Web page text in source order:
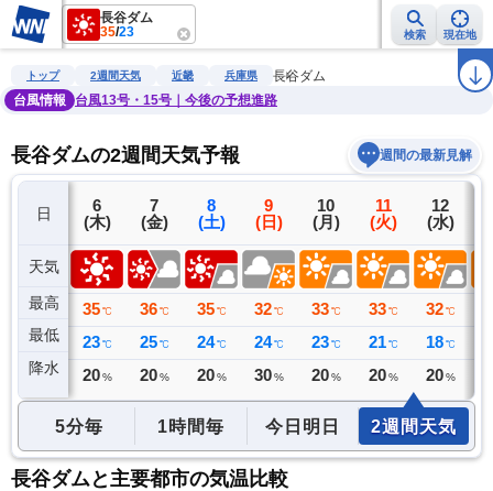
長谷ダム
35/23 検索 現在地
雨雲レーダー 台風情報 地震情報 警報・注意報 ラ
トップ 2週間天気 近畿 兵庫県
長谷ダム
台風情報
台風13号・15号｜今後の予想進路
長谷ダムの2週間天気予報 週間の最新見解
日
天気
最高
最低
降水
5
(水)
35 ℃
23 ℃
0 ミリ
6
(木)
35 ℃
23 ℃
20 %
7
(金)
36 ℃
25 ℃
20 %
8
(土)
35 ℃
24 ℃
20 %
9
(日)
32 ℃
24 ℃
30 %
10
(月)
33 ℃
23 ℃
20 %
11
(火)
33 ℃
21 ℃
20 %
12
(水)
32 ℃
18 ℃
20 %
5分毎 1時間毎 今日明日 2週間天気
長谷ダムと主要都市の気温比較